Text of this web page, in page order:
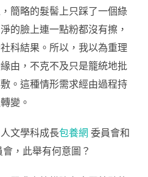
簡略的髮髻上只踩了一個綠
的臉上連一點粉都沒有擦，
科結果。所以，我以為重理
由，不克不及只是籠統地批
。這種情形需求經由過程持
變。
文學科成長包養網 委員會和
會，此舉有何意圖？